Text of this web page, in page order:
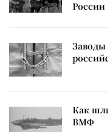
России
Как
ВМФ